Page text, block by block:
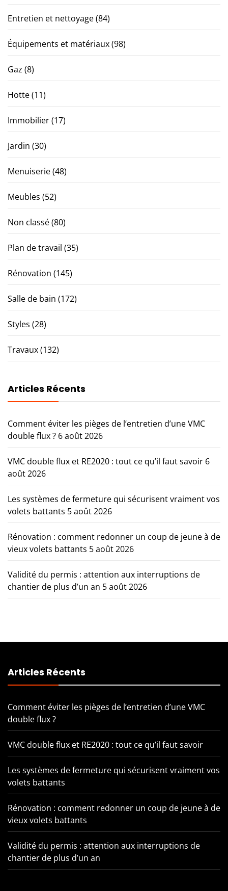
Entretien et nettoyage(84)
Équipements et matériaux(98)
Gaz (8)
Hotte(11)
Immobilier(17)
Jardin (30)
Menuiserie(48)
Meubles (52)
Non classé(80)
Plan de travail (35)
Rénovation (145)
Salle de bain (172)
Styles (28)
Travaux(132)
Articles Récents
Comment éviter les pièges de l’entretien d’une VMC
double flux ? 6 août 2026
VMC double flux et RE2020 : tout ce qu’il faut savoir 6
août 2026
Les systèmes de fermeture qui sécurisent vraiment vos
volets battants 5 août 2026
Rénovation : comment redonner un coup de jeune à de
vieux volets battants 5 août 2026
Validité du permis : attention aux interruptions de
chantier de plus d’un an 5 août 2026
Articles Récents
Comment éviter les pièges de l’entretien d’une VMC
double flux ?
VMC double flux et RE2020 : tout ce qu’il faut savoir
Les systèmes de fermeture qui sécurisent vraiment vos
volets battants
Rénovation : comment redonner un coup de jeune à de
vieux volets battants
Validité du permis : attention aux interruptions de
chantier de plus d’un an